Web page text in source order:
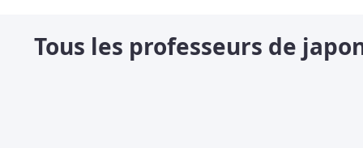
Tous les professeurs de